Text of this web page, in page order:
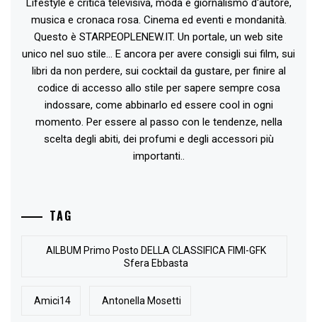
Lifestyle e critica televisiva, moda e giornalismo d'autore,
musica e cronaca rosa. Cinema ed eventi e mondanità.
Questo è STARPEOPLENEW.IT. Un portale, un web site
unico nel suo stile... E ancora per avere consigli sui film, sui
libri da non perdere, sui cocktail da gustare, per finire al
codice di accesso allo stile per sapere sempre cosa
indossare, come abbinarlo ed essere cool in ogni
momento. Per essere al passo con le tendenze, nella
scelta degli abiti, dei profumi e degli accessori più
importanti..
TAG
AlLBUM Primo Posto DELLA CLASSIFICA FIMI-GFK
Sfera Ebbasta
Amici14 Antonella Mosetti